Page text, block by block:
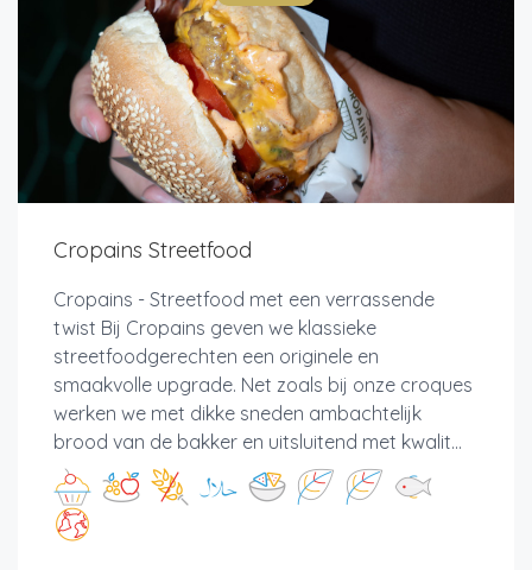
Cropains Streetfood
Cropains - Streetfood met een verrassende
twist Bij Cropains geven we klassieke
streetfoodgerechten een originele en
smaakvolle upgrade. Net zoals bij onze croques
werken we met dikke sneden ambachtelijk
brood van de bakker en uitsluitend met kwalit...